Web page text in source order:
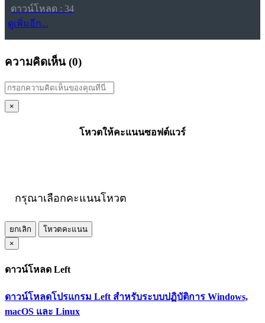
ดาวน์โหลด : 34
ดูเพิ่มอีก...
ความคิดเห็น (0)
×
โหวตให้คะแนนซอฟต์แวร์
กรุณาเลือกคะแนนโหวต
ยกเลิก
โหวตคะแนน
×
ดาวน์โหลด Left
ดาวน์โหลดโปรแกรม Left สำหรับระบบปฏิบัติการ Windows,
macOS และ Linux